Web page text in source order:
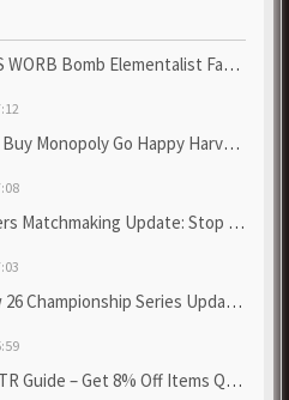
Bomb Elementalist Fast - Grab POE Curren...
Go Happy Harvest with Looney Tun...
Update: Stop Failed - Grab Bluep...
Series Update! Get Cheap & ...
– Get 8% Off Items Quickly to Test ...